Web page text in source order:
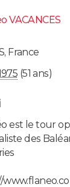
VACANCES
, France
(51 ans)
est le tour
des